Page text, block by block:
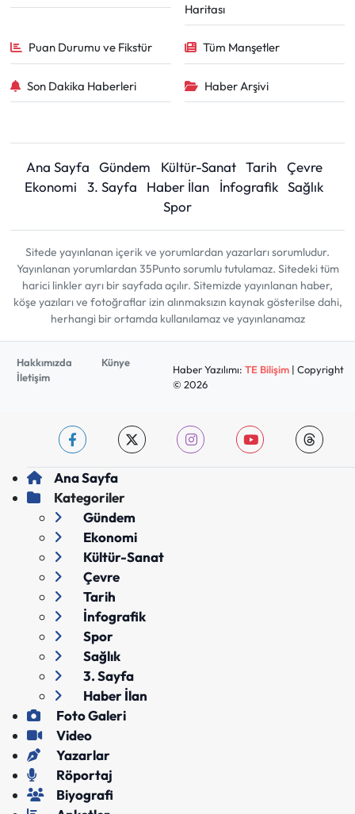
Haritası
Puan Durumu ve Fikstür Tüm Manşetler
Son Dakika Haberleri Haber Arşivi
Ana Sayfa Gündem Kültür-Sanat Tarih
Çevre
Ekonomi
3. Sayfa Haber İlan İnfografik Sağlık
Spor
Sitede yayınlanan içerik ve yorumlardan yazarları sorumludur.
Yayınlanan yorumlardan 35Punto sorumlu tutulamaz. Sitedeki tüm
harici linkler ayrı bir sayfada açılır. Sitemizde yayınlanan haber,
köşe yazıları ve fotoğraflar izin alınmaksızın kaynak gösterilse dahi,
herhangi bir ortamda kullanılamaz ve yayınlanamaz
Hakkımızda
Künye
İletişim
Haber Yazılımı: TE Bilişim| Copyright
© 2026
Ana Sayfa
Kategoriler
Gündem
Ekonomi
Kültür-Sanat
Çevre
Tarih
İnfografik
Spor
Sağlık
3. Sayfa
Haber İlan
Foto Galeri
Video
Yazarlar
Röportaj
Biyografi